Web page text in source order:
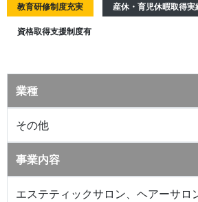
教育研修制度充実 産休・育児休暇取得実
資格取得支援制度有
業種
その他
事業内容
エステティックサロン、ヘアーサロ